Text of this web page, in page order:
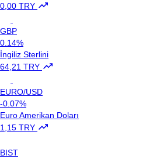
0,00 TRY
GBP
0.14%
İngiliz Sterlini
64,21 TRY
EURO/USD
-0.07%
Euro Amerikan Doları
1,15 TRY
BIST